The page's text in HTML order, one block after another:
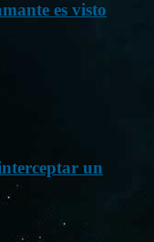
es visto
un